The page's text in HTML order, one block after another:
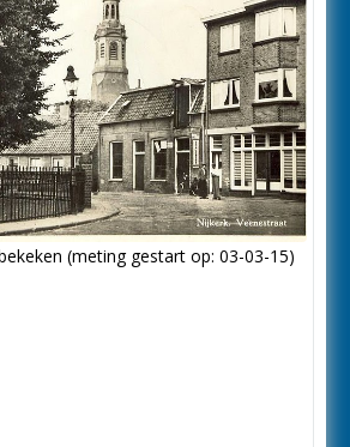
(meting gestart op: 03-03-15)